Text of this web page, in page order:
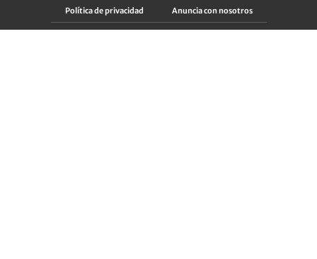
Política de privacidad Anuncia con nosotros